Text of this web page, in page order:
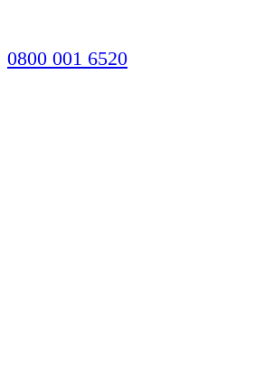
0800 001 6520